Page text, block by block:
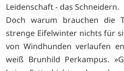
Leidenschaft - das Schneidern.
Doch warum brauchen die
strenge Eifelwinter nichts für
von Windhunden verlaufen
weiß Brunhild Perkampus.